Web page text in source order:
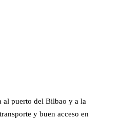
al puerto del Bilbao y a la
y buen acceso en